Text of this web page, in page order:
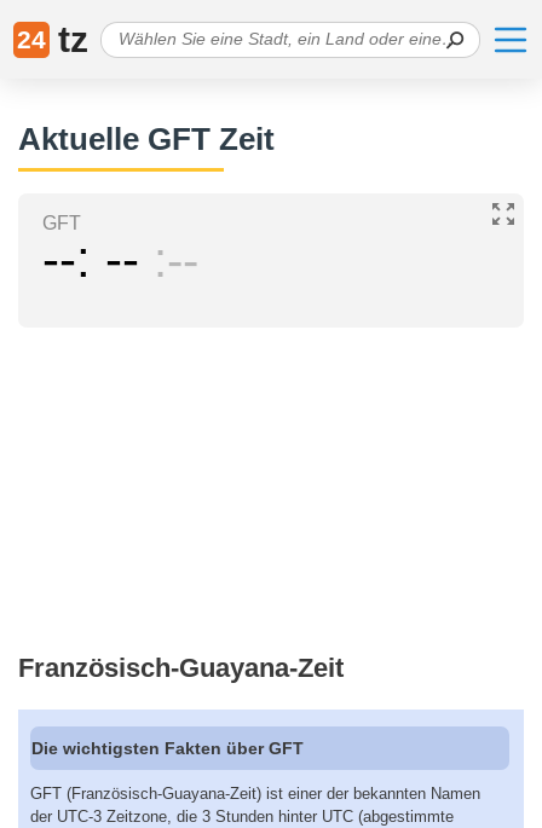
24 tz
Aktuelle GFT Zeit
GFT
-- -- --
Französisch-Guayana-Zeit
Die wichtigsten Fakten über GFT
GFT (Französisch-Guayana-Zeit) ist einer der bekannten Namen
der UTC-3 Zeitzone, die 3 Stunden hinter UTC (abgestimmte